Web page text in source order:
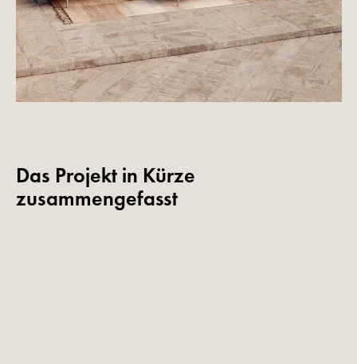
Das Projekt in Kürze
zusammengefasst